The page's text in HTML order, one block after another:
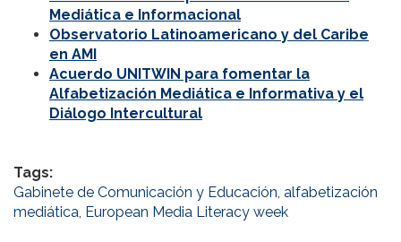
Mediática e Informacional
Observatorio Latinoamericano y del Caribe
en AMI
Acuerdo UNITWIN para fomentar la
Alfabetización Mediática e Informativa y el
Diálogo Intercultural
Tags:
Gabinete de Comunicación y Educación, alfabetización
mediática, European Media Literacy week